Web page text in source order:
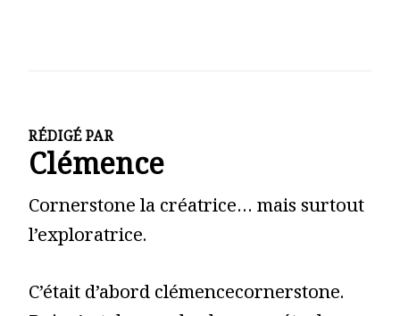
RÉDIGÉ PAR
Clémence
Cornerstone la créatrice… mais surtout
l’exploratrice.
C’était d’abord clémencecornerstone.